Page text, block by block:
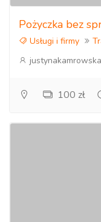
Pożyczka bez
Usługi i firmy
100 zł